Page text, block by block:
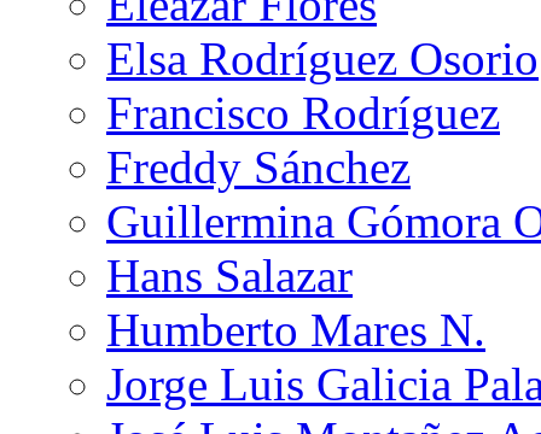
Elsa Rodríguez Osorio
Francisco Rodríguez
Freddy Sánchez
Guillermina Gómora
Hans Salazar
Humberto Mares N.
Jorge Luis Galicia